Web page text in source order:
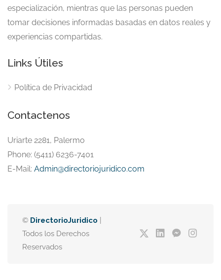
especialización, mientras que las personas pueden
tomar decisiones informadas basadas en datos reales y
experiencias compartidas.
Links Útiles
Política de Privacidad
Contactenos
Uriarte 2281, Palermo
Phone: (5411) 6236-7401
E-Mail: Admin@directoriojuridico.com
© DirectorioJuridico
Todos los Derechos
Reservados